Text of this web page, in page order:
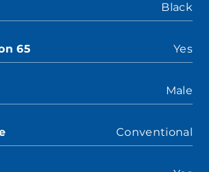
Black
65 Yes
Male
Conventional